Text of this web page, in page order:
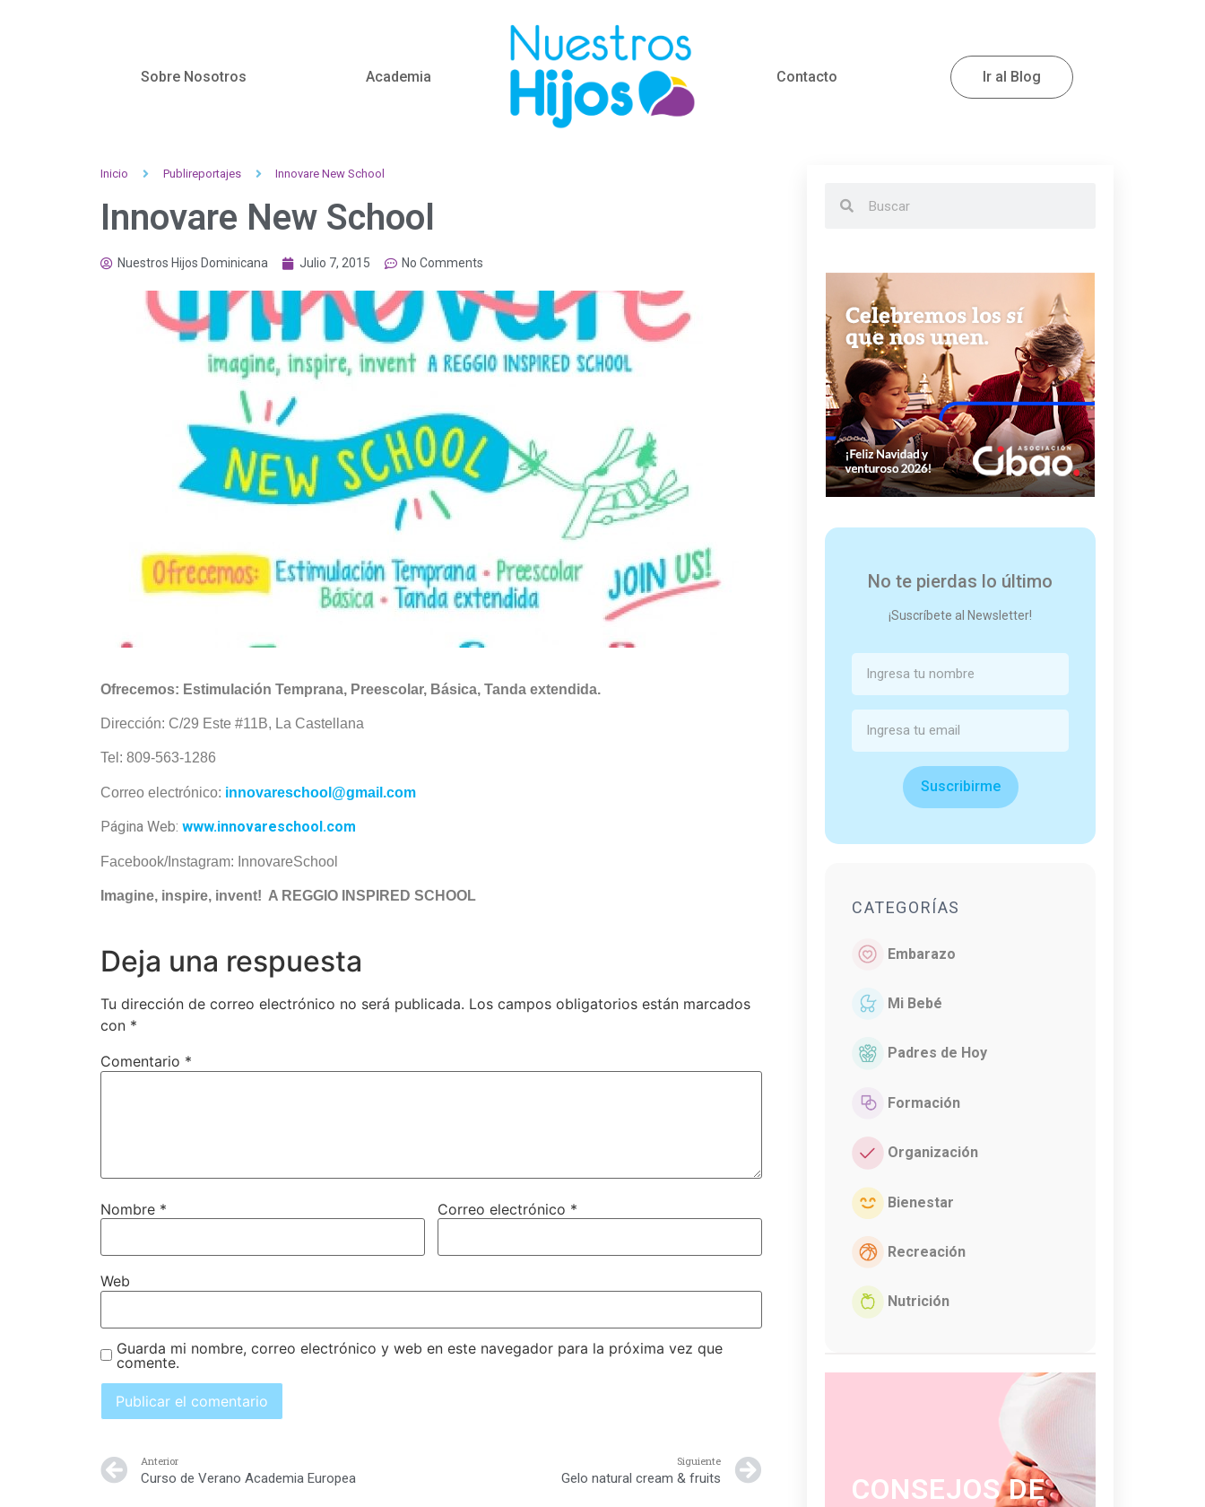
Sobre Nosotros Academia Contacto Ir al Blog
Inicio Publireportajes Innovare New School
Innovare New School
Nuestros Hijos Dominicana Julio 7, 2015 No Comments
Ofrecemos: Estimulación Temprana, Preescolar, Básica, Tanda extendida.
Dirección: C/29 Este #11B, La Castellana
Tel: 809-563-1286
Correo electrónico: innovareschool@gmail.com
Página Web: www.innovareschool.com
Facebook/Instagram: InnovareSchool
Imagine, inspire, invent! A REGGIO INSPIRED SCHOOL
Deja una respuesta
Tu dirección de correo electrónico no será publicada. Los campos obligatorios están marcados
con *
Comentario *
Nombre * Correo electrónico *
Web
Guarda mi nombre, correo electrónico y web en este navegador para la próxima vez que
comente.
Anterior
Curso de Verano Academia Europea
Siguiente
Gelo natural cream & fruits
No te pierdas lo último
¡Suscríbete al Newsletter!
Suscribirme
CATEGORÍAS
Embarazo
Mi Bebé
Padres de Hoy
Formación
Organización
Bienestar
Recreación
Nutrición
CONSEJOS DE